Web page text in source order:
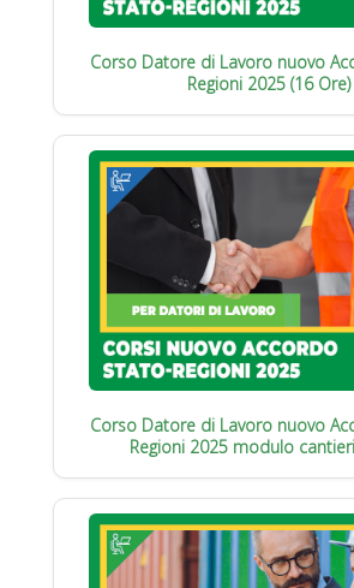
Corso Datore di Lavoro nuovo
Regioni 2025 (16 Ore)
Corso Datore di Lavoro nuovo
Regioni 2025 modulo